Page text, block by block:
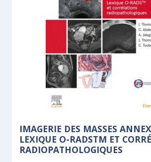
IMAGERIE DES MASSES
LEXIQUE O-RADSTM ET
RADIOPATHOLOGIQUES